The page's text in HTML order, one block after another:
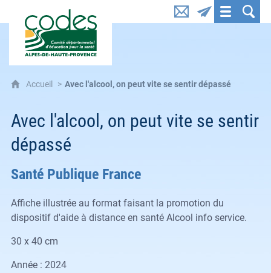
CoDES 04 : Comité départemental d'éducation
Accueil Avec l'alcool, on peut vite se sentir dépassé
Avec l'alcool, on peut vite se sentir
dépassé
Santé Publique France
Affiche illustrée au format faisant la promotion du
dispositif d'aide à distance en santé Alcool info service.
30 x 40 cm
Année : 2024